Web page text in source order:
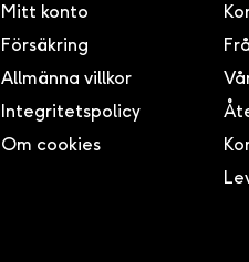
Mitt konto
Försäkring
Allmänna villkor
Integritetspolicy
Om cookies